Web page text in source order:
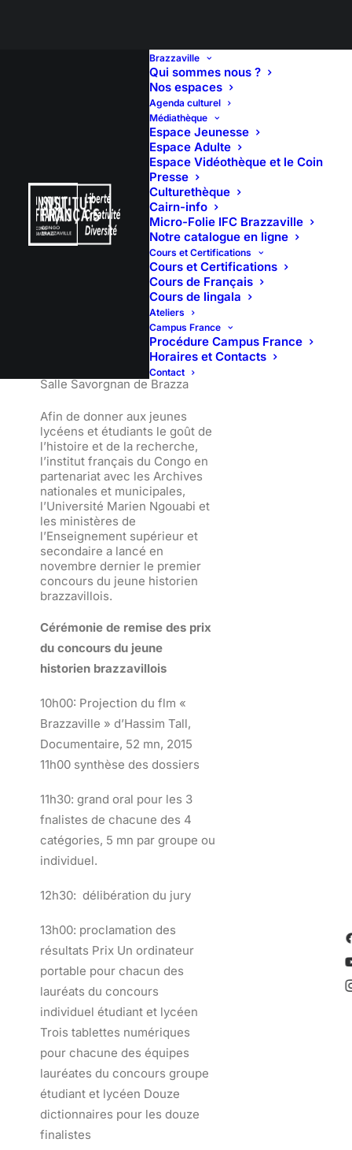
Brazzaville
Qui sommes nous ?
Nos espaces
Agenda culturel
Médiathèque
Espace Jeunesse
Espace Adulte
Espace Vidéothèque et le Coin
Presse
Culturethèque
Cairn-info
Micro-Folie IFC Brazzaville
Notre catalogue en ligne
Cours et Certifications
Cours et Certifications
Cours de Français
Cours de lingala
Ateliers
Campus France
Procédure Campus France
Horaires et Contacts
Contact
Concours –
Cérémonie de remise
de prix du concours
du jeunes historiens
brazzavillois
Afin de donner aux jeunes
lycéens et étudiants le goût de
l’histoire et de la recherche,
l’institut français du Congo en
partenariat avec les Archives
nationales et municipales,
l’Université Marien Ngouabi et
les ministères de
l’Enseignement supérieur et
secondaire a lancé en
novembre dernier le premier
concours du jeune historien
brazzavillois.
Cérémonie de remise des prix
du concours du jeune
historien brazzavillois
10h00: Projection du flm «
Brazzaville » d’Hassim Tall,
Documentaire, 52 mn, 2015
11h00 synthèse des dossiers
11h30: grand oral pour les 3
fnalistes de chacune des 4
catégories, 5 mn par groupe ou
individuel.
12h30: délibération du jury
13h00: proclamation des
résultats Prix Un ordinateur
portable pour chacun des
lauréats du concours
individuel étudiant et lycéen
Trois tablettes numériques
pour chacune des équipes
lauréates du concours groupe
étudiant et lycéen Douze
dictionnaires pour les douze
finalistes
Salle Savorgnan de Brazza